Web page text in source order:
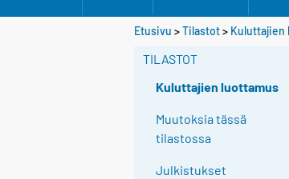
Etusivu >Tilastot> Kuluttajien
TILASTOT
Kuluttajien luottamus
Muutoksia tässä
tilastossa
Julkistukset